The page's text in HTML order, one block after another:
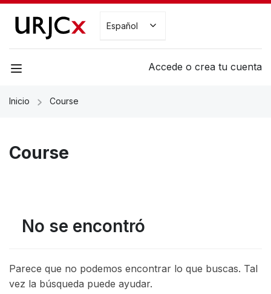
Español
Accede o crea tu cuenta
Inicio Course
Course
No se encontró
Parece que no podemos encontrar lo que buscas. Tal
vez la búsqueda puede ayudar.